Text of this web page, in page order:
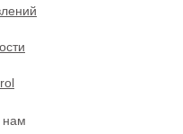
нам